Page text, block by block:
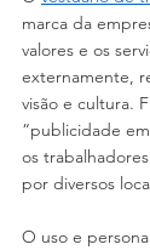
marca da
valores e os
externamente,
visão e cultura.
“publicidade
os
por diversos
O uso e